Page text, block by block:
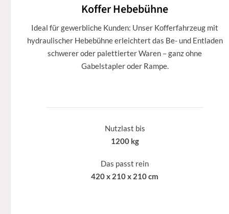
Koffer Hebebühne
Ideal für gewerbliche Kunden: Unser Kofferfahrzeug mit
hydraulischer Hebebühne erleichtert das Be- und Entladen
schwerer oder palettierter Waren – ganz ohne
Gabelstapler oder Rampe.
Nutzlast bis
1200 kg
Das passt rein
420 x 210 x 210 cm